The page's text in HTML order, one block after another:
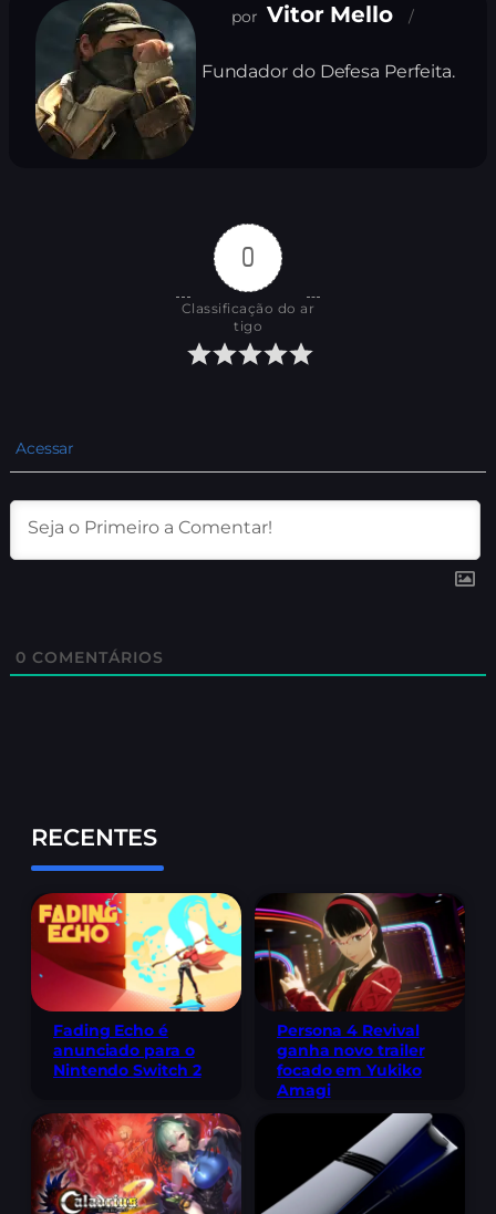
Vitor Mello
Fundador do Defesa Perfeita.
0
Classificação do ar
tigo
Acessar
0 COMENTÁRIOS
RECENTES
Fading Echo é
anunciado para o
Nintendo Switch 2
Persona 4 Revival
ganha novo trailer
focado em Yukiko
Amagi